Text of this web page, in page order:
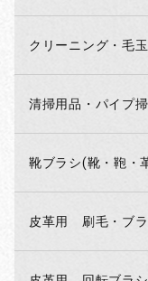
クリーニング・毛
清掃用品・パイプ
靴ブラシ(靴・鞄・
皮革用 刷毛・ブ